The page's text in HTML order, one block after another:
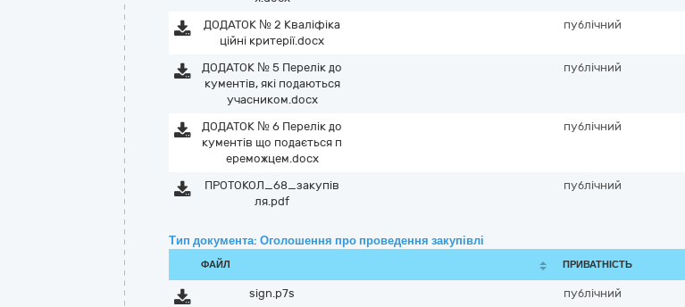
ДОДАТОК № 2 Кваліфіка
ційні критерії.docx
публічний
ДОДАТОК № 5 Перелік до
кументів, які подаються
учасником.docx
публічний
ДОДАТОК № 6 Перелік до
кументів що подається п
ереможцем.docx
публічний
ПРОТОКОЛ_68_закупів
ля.pdf
публічний
Тип документа: Оголошення про проведення закупівлі
ФАЙЛ ПРИВАТНІСТЬ
sign.p7s публічний